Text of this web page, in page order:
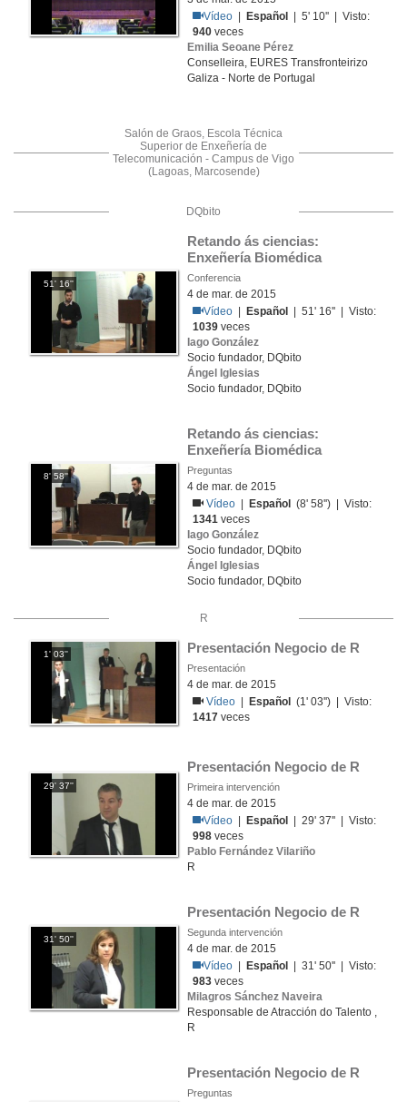
Vídeo
Español
| 5' 10'' | Visto:
940 veces
Emilia Seoane Pérez
Conselleira, EURES Transfronteirizo
Galiza - Norte de Portugal
Salón de Graos, Escola Técnica
Superior de Enxeñería de
Telecomunicación - Campus de Vigo
(Lagoas, Marcosende)
DQbito
51' 16''
Retando ás ciencias:
Enxeñería Biomédica
Conferencia
4 de mar. de 2015
Vídeo
Español
| 51' 16'' | Visto:
1039 veces
Iago González
Socio fundador, DQbito
Ángel Iglesias
Socio fundador, DQbito
8' 58''
Retando ás ciencias:
Enxeñería Biomédica
Preguntas
4 de mar. de 2015
Vídeo
Español
(8' 58'') | Visto:
1341 veces
Iago González
Socio fundador, DQbito
Ángel Iglesias
Socio fundador, DQbito
R
1' 03'' Presentación Negocio de R
Presentación
4 de mar. de 2015
Vídeo
Español
(1' 03'') | Visto:
1417 veces
29' 37''
Presentación Negocio de R
Primeira intervención
4 de mar. de 2015
Vídeo
Español
| 29' 37'' | Visto:
998 veces
Pablo Fernández Vilariño
R
31' 50''
Presentación Negocio de R
Segunda intervención
4 de mar. de 2015
Vídeo
Español
| 31' 50'' | Visto:
983 veces
Milagros Sánchez Naveira
Responsable de Atracción do Talento ,
R
Presentación Negocio de R
Preguntas